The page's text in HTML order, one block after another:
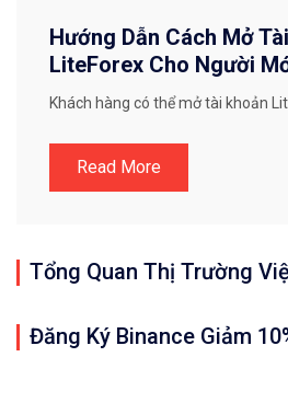
Hướng Dẫn Cách Mở
LiteForex Cho Người
Khách hàng có thể mở tài khoản
Read More
Tổng Quan Thị Trường
Đăng Ký Binance Giảm